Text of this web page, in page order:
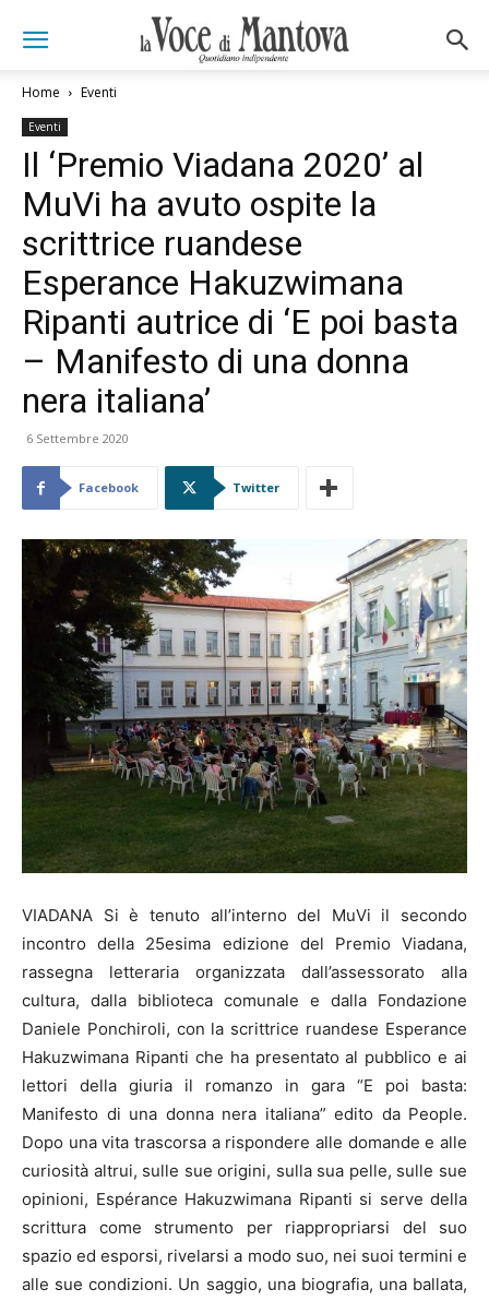
Home Eventi
Eventi
Il ‘Premio Viadana 2020’ al
MuVi ha avuto ospite la
scrittrice ruandese
Esperance Hakuzwimana
Ripanti autrice di ‘E poi basta
– Manifesto di una donna
nera italiana’
6 Settembre 2020
Facebook Twitter
VIADANA Si è tenuto all’interno del MuVi il secondo
incontro della 25esima edizione del Premio Viadana,
rassegna letteraria organizzata dall’assessorato alla
cultura, dalla biblioteca comunale e dalla Fondazione
Daniele Ponchiroli, con la scrittrice ruandese Esperance
Hakuzwimana Ripanti che ha presentato al pubblico e ai
lettori della giuria il romanzo in gara “E poi basta:
Manifesto di una donna nera italiana” edito da People.
Dopo una vita trascorsa a rispondere alle domande e alle
curiosità altrui, sulle sue origini, sulla sua pelle, sulle sue
opinioni, Espérance Hakuzwimana Ripanti si serve della
scrittura come strumento per riappropriarsi del suo
spazio ed esporsi, rivelarsi a modo suo, nei suoi termini e
alle sue condizioni. Un saggio, una biografia, una ballata,